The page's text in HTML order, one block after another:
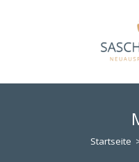
Startseite